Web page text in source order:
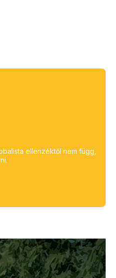
ellenzéktől nem függ,